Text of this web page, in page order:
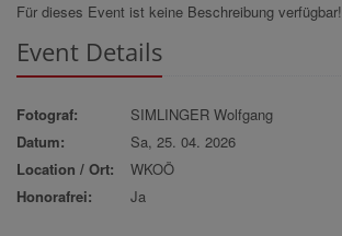
Für dieses Event ist keine Beschreibung verfügbar!
Event Details
Fotograf:
SIMLINGER Wolfgang
Datum:
Sa, 25. 04. 2026
Location / Ort:
WKOÖ
Honorafrei:
Ja